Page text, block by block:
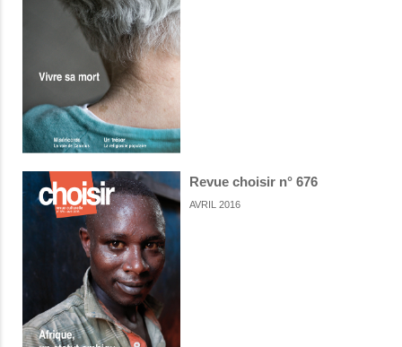
Revue choisir n° 676
AVRIL 2016